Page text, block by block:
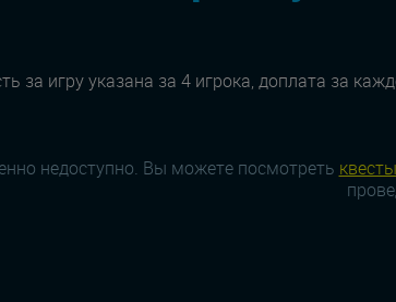
за игру указана за 4 игрока, доплата за
недоступно. Вы можете посмотреть